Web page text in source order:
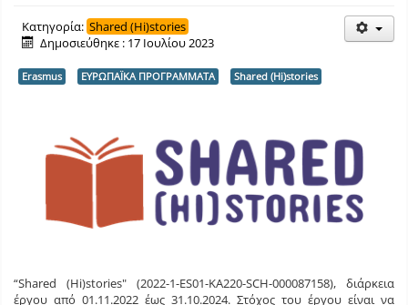
Κατηγορία: Shared (Hi)stories
Δημοσιεύθηκε : 17 Ιουλίου 2023
Erasmus ΕΥΡΩΠΑΪΚΑ ΠΡΟΓΡΑΜΜΑΤΑ Shared (Hi)stories
“Shared (Hi)stories" (2022-1-ES01-KA220-SCH-000087158), διάρκεια
έργου από 01.11.2022 έως 31.10.2024. Στόχος του έργου είναι να